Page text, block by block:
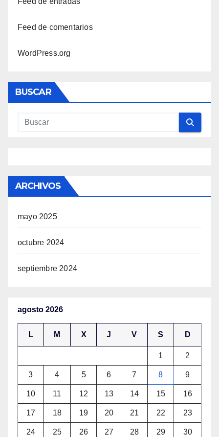
Feed de comentarios
WordPress.org
BUSCAR
ARCHIVOS
mayo 2025
octubre 2024
septiembre 2024
agosto 2026
L M X J V S D
1 2
3 4 5 6 7 8 9
10 11 12 13 14 15 16
17 18 19 20 21 22 23
24 25 26 27 28 29 30